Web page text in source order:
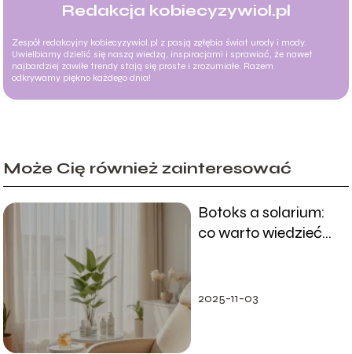
Redakcja kobiecyzywiol.pl
Zespół redakcyjny kobiecyzywiol.pl z pasją zgłębia świat urody i mody.
Uwielbiamy dzielić się naszą wiedzą, inspiracjami i sprawiać, że nawet
najbardziej zawiłe trendy stają się proste i zrozumiałe. Razem
odkrywamy piękno każdego dnia!
Może Cię również zainteresować
Botoks a solarium:
co warto wiedzieć
2025-11-03